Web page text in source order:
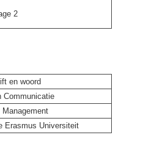
2
en woord
Communicatie
Erasmus Universiteit